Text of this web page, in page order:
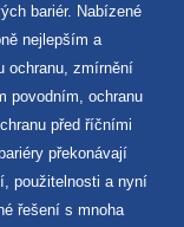
bariér. Nabízené
nejlepším a
ochranu, zmírnění
povodním, ochranu
před říčními
překonávají
použitelnosti a nyní
řešení s mnoha